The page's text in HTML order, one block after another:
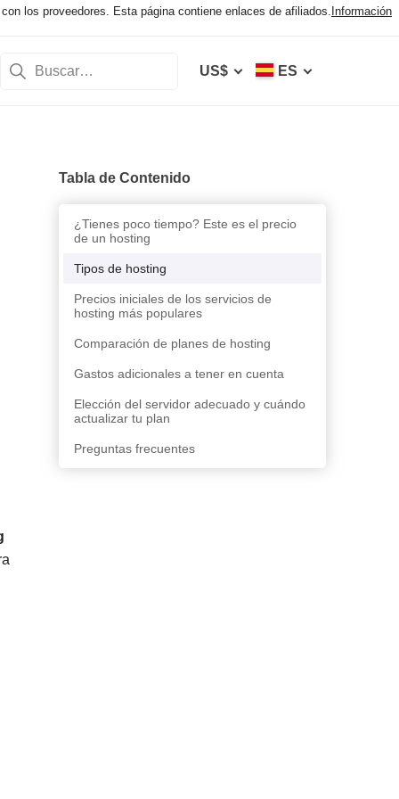
los proveedores. Esta página contiene enlaces de afiliados. Información
US$ ES
Tabla de Contenido
¿Tienes poco tiempo? Este es el precio
de un hosting
Tipos de hosting
Precios iniciales de los servicios de
hosting más populares
Comparación de planes de hosting
Gastos adicionales a tener en cuenta
Elección del servidor adecuado y cuándo
actualizar tu plan
Preguntas frecuentes